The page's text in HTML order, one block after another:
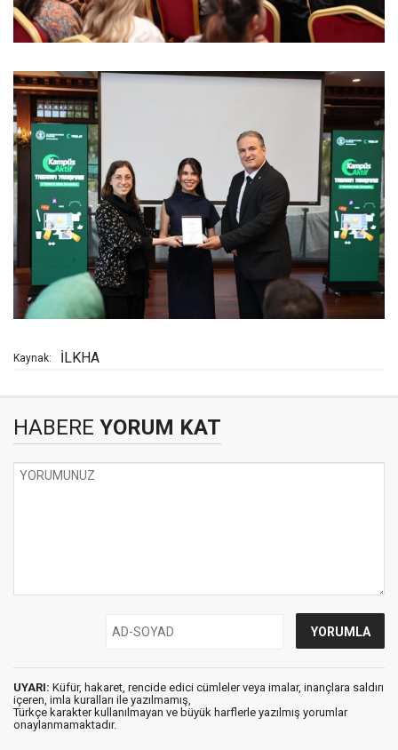
Kaynak: İLKHA
HABERE YORUM KAT
UYARI: Küfür, hakaret, rencide edici cümleler veya imalar, inançlara saldırı
içeren, imla kuralları ile yazılmamış,
Türkçe karakter kullanılmayan ve büyük harflerle yazılmış yorumlar
onaylanmamaktadır.